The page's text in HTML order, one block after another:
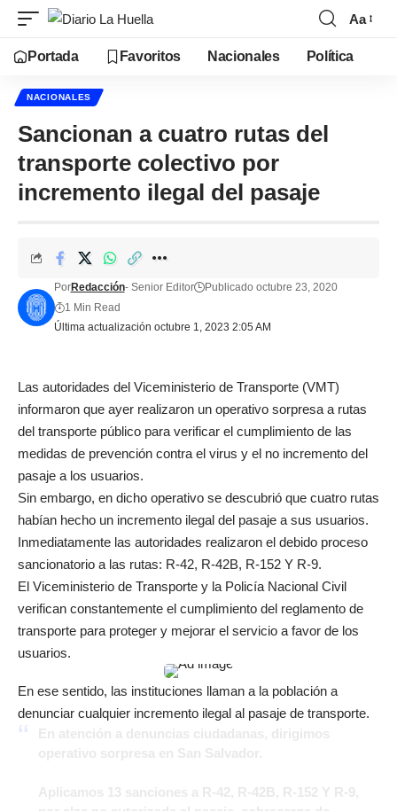
Aa
Portada Favoritos Nacionales Política
NACIONALES
Sancionan a cuatro rutas del
transporte colectivo por
incremento ilegal del pasaje
Última actualización octubre 1, 2023 2:05 AM
PorRedacción- Senior Editor
Publicado octubre 23, 2020
1 Min Read
Las autoridades del Viceministerio de Transporte (VMT)
informaron que ayer realizaron un operativo sorpresa a rutas
del transporte público para verificar el cumplimiento de las
medidas de prevención contra el virus y el no incremento del
pasaje a los usuarios.
Sin embargo, en dicho operativo se descubrió que cuatro rutas
habían hecho un incremento ilegal del pasaje a sus usuarios.
Inmediatamente las autoridades realizaron el debido proceso
sancionatorio a las rutas: R-42, R-42B, R-152 Y R-9.
El Viceministerio de Transporte y la Policía Nacional Civil
verifican constantemente el cumplimiento del reglamento de
transporte para proteger y mejorar el servicio a favor de los
usuarios.
En ese sentido, las instituciones llaman a la población a
denunciar cualquier incremento ilegal al pasaje de transporte.